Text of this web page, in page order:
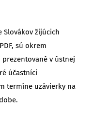
Slovákov žijúcich
sú okrem
v ústnej
účastníci
termíne uzávierky na